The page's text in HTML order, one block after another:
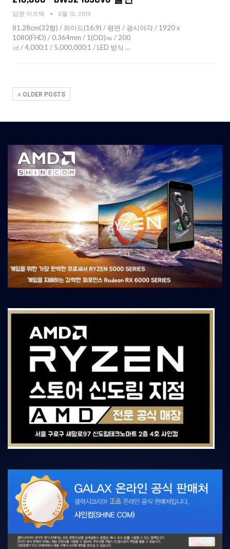
담원 아즈텍 8월 10, 2019
81.28cm(32형) / 와이드(16:9) / 평면 / 광시야각 / 1920 x
1080(FHD) / 0.364mm / 1(OD)㎳ / 200
㏅ / 4,000:1 / 5,000,000:1 / LED 방식 …
OLDER POSTS